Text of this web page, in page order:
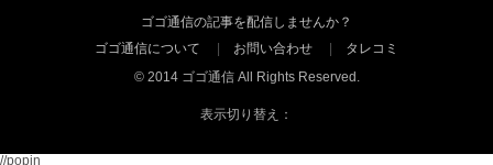
ゴゴ通信の記事を配信しませんか？
ゴゴ通信について
お問い合わせ
タレコミ
© 2014 ゴゴ通信 All Rights Reserved.
表示切り替え：
//popin